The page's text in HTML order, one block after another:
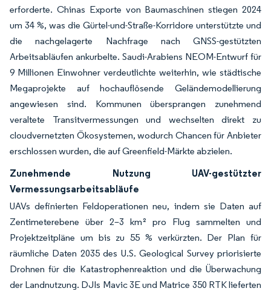
erforderte. Chinas Exporte von Baumaschinen stiegen 2024
um 34 %, was die Gürtel-und-Straße-Korridore unterstützte und
die nachgelagerte Nachfrage nach GNSS-gestützten
Arbeitsabläufen ankurbelte. Saudi-Arabiens NEOM-Entwurf für
9 Millionen Einwohner verdeutlichte weiterhin, wie städtische
Megaprojekte auf hochauflösende Geländemodellierung
angewiesen sind. Kommunen übersprangen zunehmend
veraltete Transitvermessungen und wechselten direkt zu
cloudvernetzten Ökosystemen, wodurch Chancen für Anbieter
erschlossen wurden, die auf Greenfield-Märkte abzielen.
Zunehmende Nutzung UAV-gestützter
Vermessungsarbeitsabläufe
UAVs definierten Feldoperationen neu, indem sie Daten auf
Zentimeterebene über 2–3 km² pro Flug sammelten und
Projektzeitpläne um bis zu 55 % verkürzten. Der Plan für
räumliche Daten 2035 des U.S. Geological Survey priorisierte
Drohnen für die Katastrophenreaktion und die Überwachung
der Landnutzung. DJIs Mavic 3E und Matrice 350 RTK lieferten